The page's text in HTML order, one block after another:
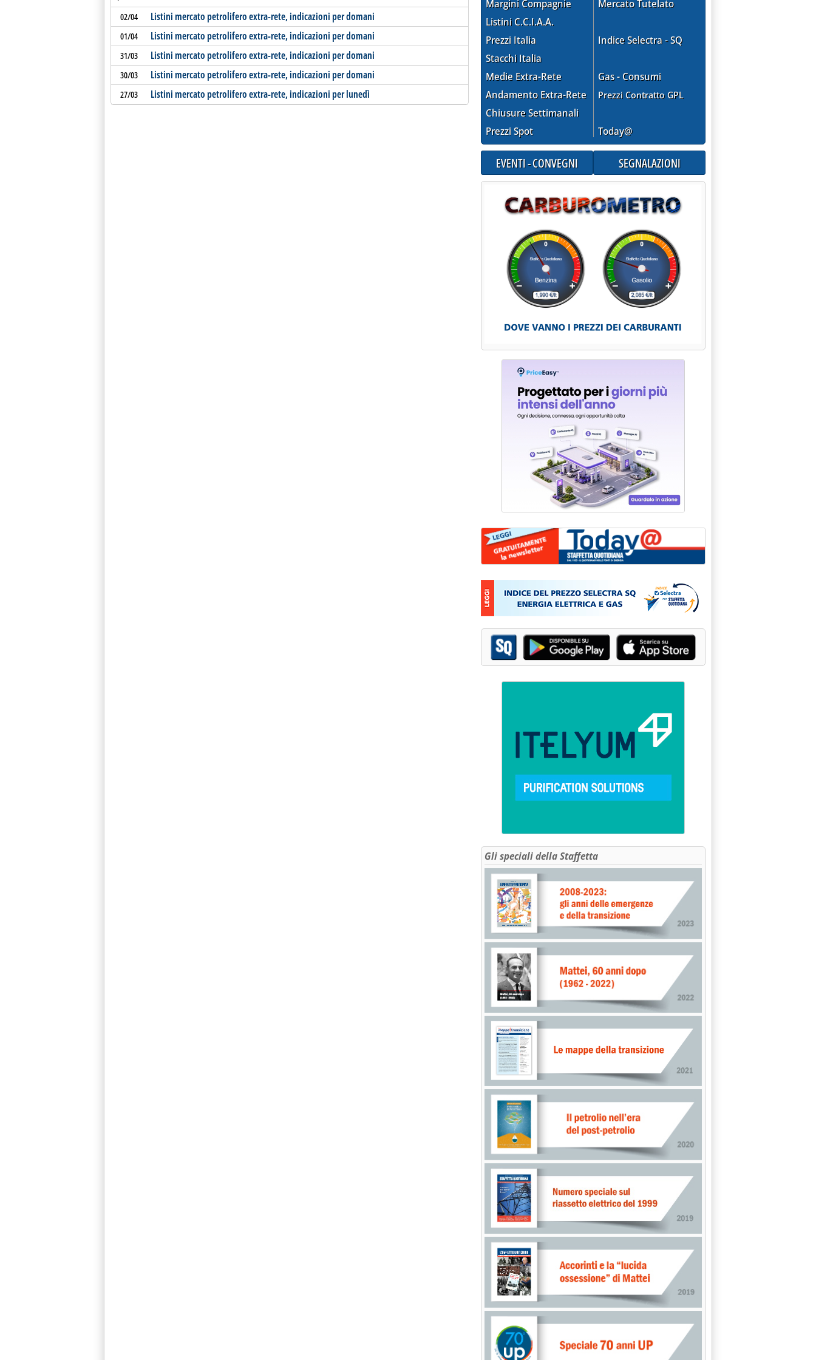
02/04 Listini mercato petrolifero extra-rete, indicazioni per domani
01/04 Listini mercato petrolifero extra-rete, indicazioni per domani
31/03 Listini mercato petrolifero extra-rete, indicazioni per domani
30/03 Listini mercato petrolifero extra-rete, indicazioni per domani
27/03 Listini mercato petrolifero extra-rete, indicazioni per lunedì
Margini Compagnie
Listini C.C.I.A.A.
Prezzi Italia
Stacchi Italia
Medie Extra-Rete
Andamento Extra-Rete
Chiusure Settimanali
Prezzi Spot
Mercato Tutelato
Indice Selectra - SQ
Gas - Consumi
Prezzi Contratto GPL
Today@
EVENTI - CONVEGNI SEGNALAZIONI
Gli speciali della Staffetta